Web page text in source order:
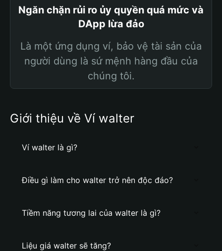
Ngăn chặn rủi ro ủy quyền quá mức và
DApp lừa đảo
Là một ứng dụng ví, bảo vệ tài sản của
người dùng là sứ mệnh hàng đầu của
chúng tôi.
Giới thiệu về Ví walter
Ví walter là gì?
Điều gì làm cho walter trở nên độc đáo?
Tiềm năng tương lai của walter là gì?
Liệu giá walter sẽ tăng?